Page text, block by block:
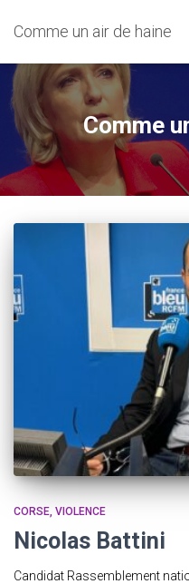
Comme un air de haine
Comme
CORSE VIOLENCE
Nicolas Battini
Candidat Rassemblement